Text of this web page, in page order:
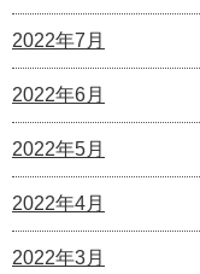
2022年7月
2022年6月
2022年5月
2022年4月
2022年3月